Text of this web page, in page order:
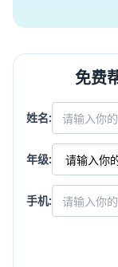
免费
姓名:
年级:
手机: